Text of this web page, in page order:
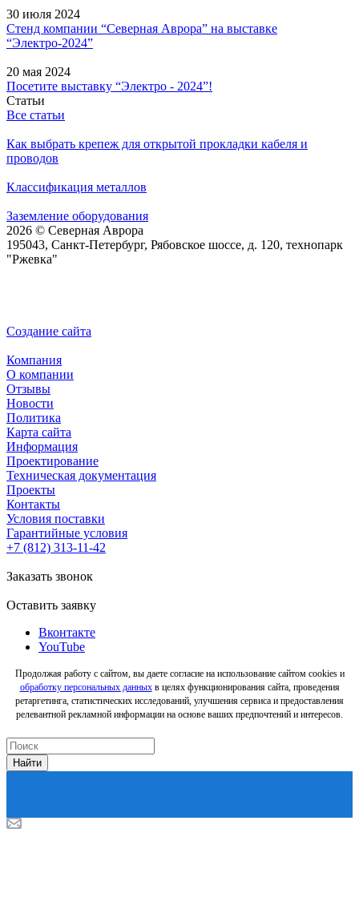
30 июля 2024
Стенд компании “Северная Аврора” на выставке
“Электро-2024”
20 мая 2024
Посетите выставку “Электро - 2024”!
Статьи
Все статьи
Как выбрать крепеж для открытой прокладки кабеля и
проводов
Классификация металлов
Заземление оборудования
2026 © Северная Аврора
195043, Санкт-Петербург, Рябовское шоссе, д. 120, технопарк
"Ржевка"
Создание сайта
Компания
О компании
Отзывы
Новости
Политика
Карта сайта
Информация
Проектирование
Техническая документация
Проекты
Контакты
Условия поставки
Гарантийные условия
+7 (812) 313-11-42
Заказать звонок
Оставить заявку
Вконтакте
YouTube
Продолжая работу с сайтом, вы даете согласие на использование сайтом cookies и
обработку персональных данныхв целях функционирования сайта, проведения
ретаргетинга, статистических исследований, улучшения сервиса и предоставления
релевантной рекламной информации на основе ваших предпочтений и интересов.
Найти